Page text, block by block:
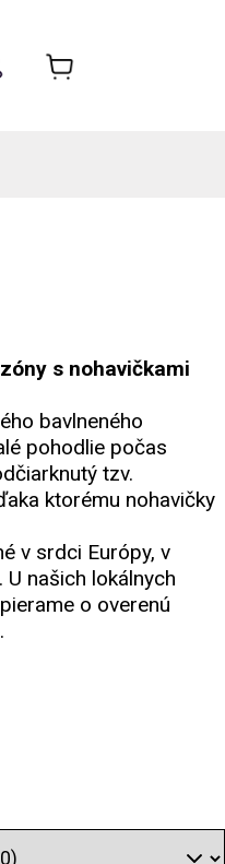
s nohavičkami
bavlneného
pohodlie počas
tzv.
ktorému nohavičky
v srdci Európy, v
U našich lokálnych
o overenú